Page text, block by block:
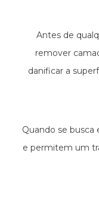
Antes de
remover
danificar a
Quando se busca
e permitem um